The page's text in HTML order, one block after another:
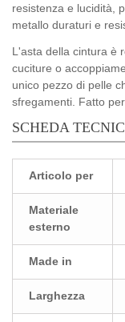
resistenza e lucidità,
metallo duraturi e
L'asta della cintura è
cuciture o
unico pezzo di pelle
sfregamenti. Fatto
SCHEDA
Articolo per
Materiale
esterno
Made in
Larghezza